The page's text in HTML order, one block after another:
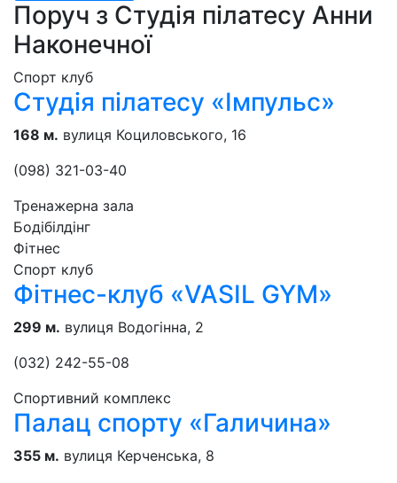
Поруч з Студія пілатесу Анни
Наконечної
Спорт клуб
Студія пілатесу «Імпульс»
168 м. вулиця Коциловського, 16
(098) 321-03-40
Тренажерна зала
Бодібілдінг
Фітнес
Спорт клуб
Фітнес-клуб «VASIL GYM»
299 м. вулиця Водогінна, 2
(032) 242-55-08
Спортивний комплекс
Палац спорту «Галичина»
355 м. вулиця Керченська, 8